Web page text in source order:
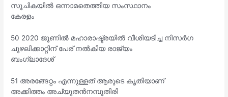
സൂചികയിൽ ഒന്നാമതെത്തിയ സംസ്ഥാനം
കേരളം
50 2020 ജൂണിൽ മഹാരാഷ്ട്രയിൽ വീശിയടിച്ച നിസർഗ
ചുഴലിക്കാറ്റിന് പേര് നൽകിയ രാജ്യം
ബംഗ്ലാദേശ്
51 അരങ്ങേറ്റം എന്നുള്ളത് ആരുടെ കൃതിയാണ്
അക്കിത്തം അച്യുതൻനമ്പൂതിരി